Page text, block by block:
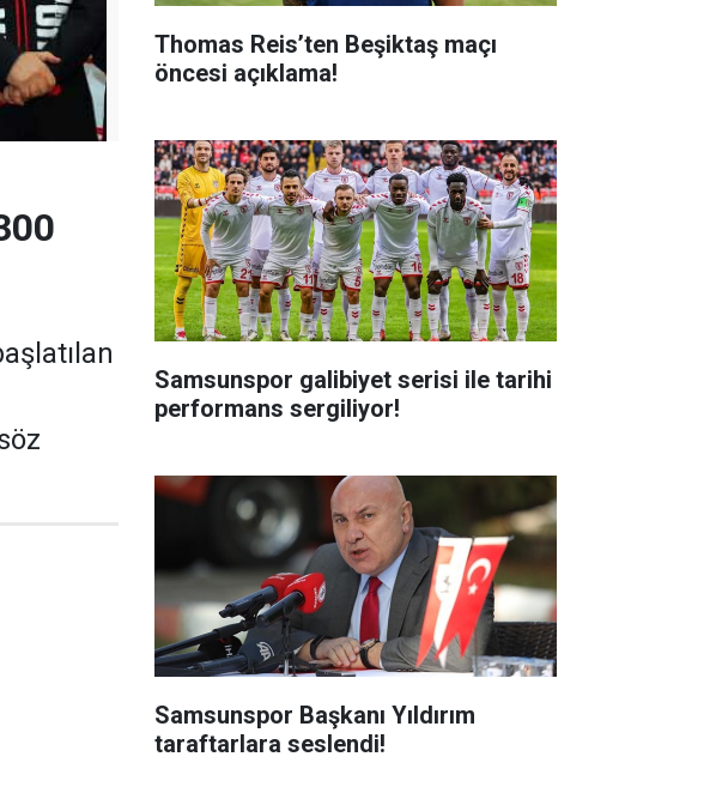
Thomas Reis’ten Beşiktaş maçı
öncesi açıklama!
Samsunspor galibiyet serisi ile tarihi
performans sergiliyor!
Samsunspor Başkanı Yıldırım
taraftarlara seslendi!